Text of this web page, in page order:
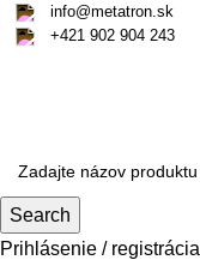
info@metatron.sk
+421 902 904 243
Search
Prihlásenie / registrácia